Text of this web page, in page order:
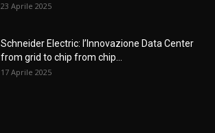
23 Aprile 2025
Schneider Electric: l’Innovazione Data Center
from grid to chip from chip...
17 Aprile 2025